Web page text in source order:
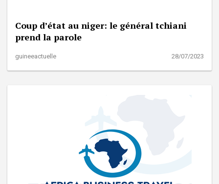
Coup d’état au niger: le général tchiani
prend la parole
guineeactuelle 28/07/2023